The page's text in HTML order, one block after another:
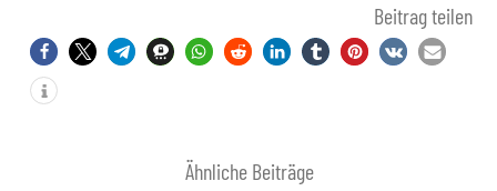
Beitrag teilen
Ähnliche Beiträge